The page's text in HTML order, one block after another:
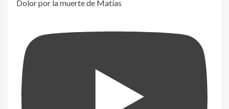
Dolor por la muerte de Matías